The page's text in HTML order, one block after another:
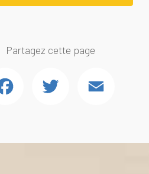
Partagez cette page